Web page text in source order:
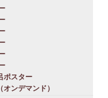
ポスター
ンデマンド）